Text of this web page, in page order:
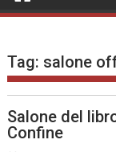
Tag: salone
Salone del
Confine